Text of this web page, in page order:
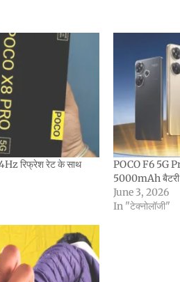
रिफ्रेश रेट के साथ
POCO F6 5G
5000mAh बैटरी
June 3, 2026
In "टेक्नोलॉजी"